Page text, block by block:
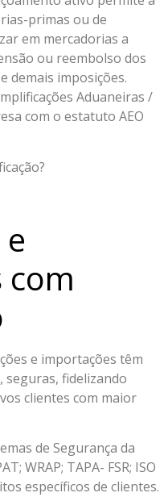
primas ou de
em mercadorias a
ou reembolso dos
demais imposições.
Aduaneiras /
com o estatuto AEO
e importações têm
seguras, fidelizando
clientes com maior
de Segurança da
WRAP; TAPA- FSR; ISO
específicos de clientes.